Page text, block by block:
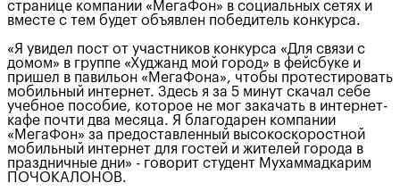
странице компании «МегаФон» в социальных сетях и
вместе с тем будет объявлен победитель конкурса.
«Я увидел пост от участников конкурса «Для связи с
домом» в группе «Худжанд мой город» в фейсбуке и
пришел в павильон «МегаФона», чтобы протестировать
мобильный интернет. Здесь я за 5 минут скачал себе
учебное пособие, которое не мог закачать в интернет-
кафе почти два месяца. Я благодарен компании
«МегаФон» за предоставленный высокоскоростной
мобильный интернет для гостей и жителей города в
праздничные дни» - говорит студент Мухаммадкарим
ПОЧОКАЛОНОВ.